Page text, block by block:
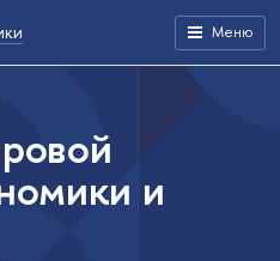
Меню
и